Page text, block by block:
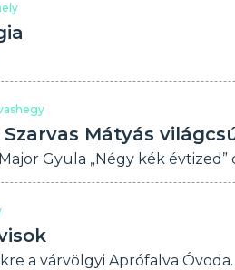
Mátyás
Gyula „Négy kék
a várvölgyi Aprófalva Óvoda.